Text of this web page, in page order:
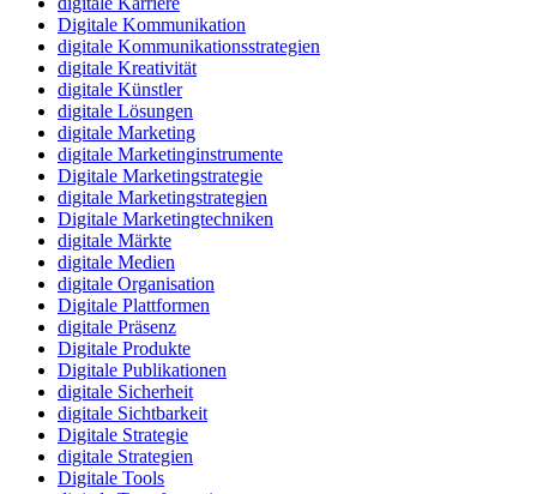
Digitale Kommunikation
digitale Kommunikationsstrategien
digitale Kreativität
digitale Künstler
digitale Lösungen
digitale Marketing
digitale Marketinginstrumente
Digitale Marketingstrategie
digitale Marketingstrategien
Digitale Marketingtechniken
digitale Märkte
digitale Medien
digitale Organisation
Digitale Plattformen
digitale Präsenz
Digitale Produkte
Digitale Publikationen
digitale Sicherheit
digitale Sichtbarkeit
Digitale Strategie
digitale Strategien
Digitale Tools